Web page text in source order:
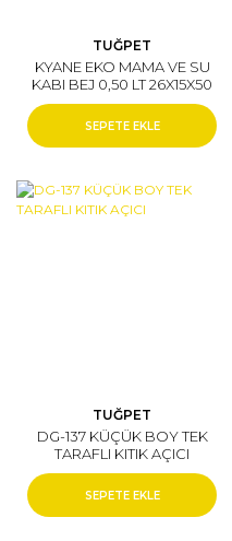
TUĞPET
KYANE EKO MAMA VE SU
KABI BEJ 0,50 LT 26X15X50
CM
SEPETE EKLE
TUĞPET
DG-137 KÜÇÜK BOY TEK
TARAFLI KITIK AÇICI
SEPETE EKLE